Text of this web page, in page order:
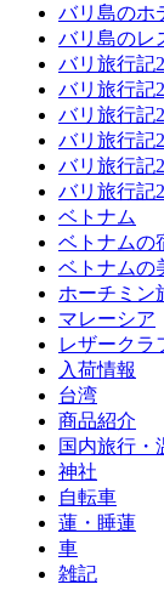
バリ島のホ
バリ島のレ
バリ旅行記
バリ旅行記
バリ旅行記
バリ旅行記
バリ旅行記
バリ旅行記
ベトナム
ベトナムの
ベトナムの
ホーチミン
マレーシア
レザークラ
入荷情報
台湾
商品紹介
国内旅行・
神社
自転車
蓮・睡蓮
車
雑記